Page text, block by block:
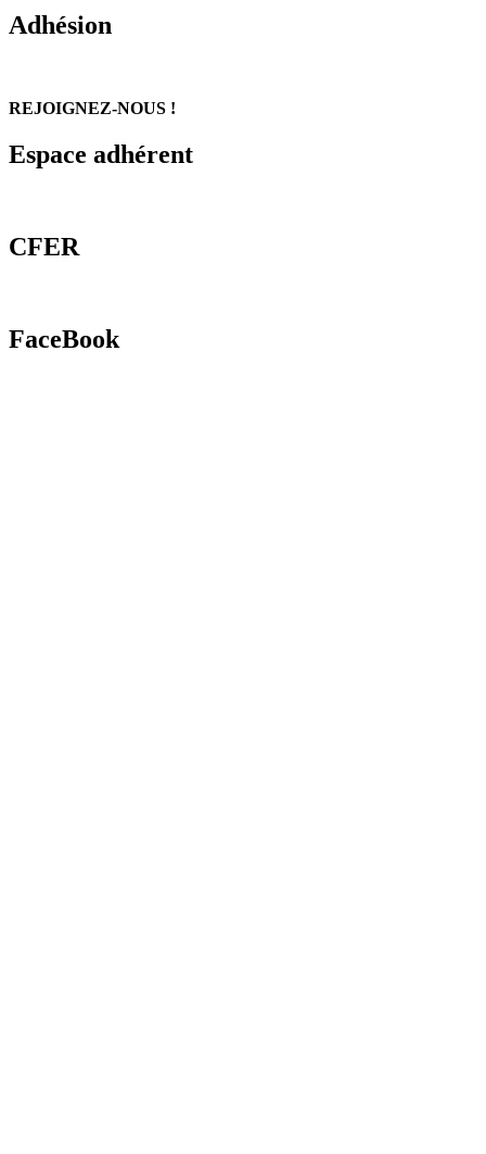
Adhésion
REJOIGNEZ-NOUS !
Espace adhérent
CFER
FaceBook